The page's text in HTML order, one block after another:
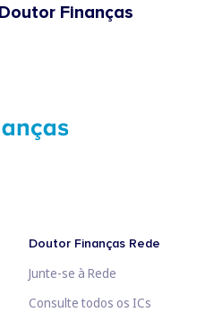
Finanças
Doutor Finanças Rede
Junte-se à Rede
Consulte todos os ICs